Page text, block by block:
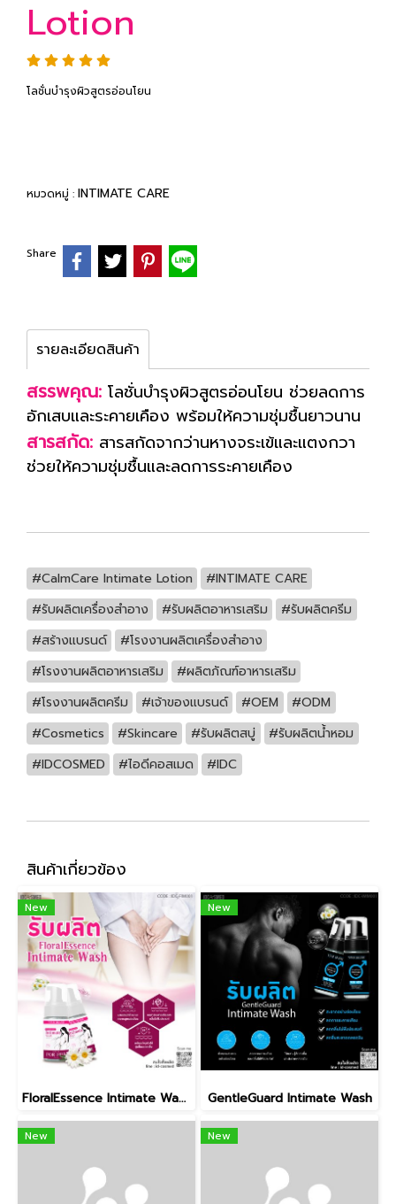
Lotion
โลชั่นบำรุงผิวสูตรอ่อนโยน
หมวดหมู่ : INTIMATE CARE
Share
รายละเอียดสินค้า
สรรพคุณ: โลชั่นบำรุงผิวสูตรอ่อนโยน ช่วยลดการ
อักเสบและระคายเคือง พร้อมให้ความชุ่มชื้นยาวนาน
สารสกัด: สารสกัดจากว่านหางจระเข้และแตงกวา
ช่วยให้ความชุ่มชื้นและลดการระคายเคือง
#CalmCare Intimate Lotion
#INTIMATE CARE
#รับผลิตเครื่องสำอาง
#รับผลิตอาหารเสริม
#รับผลิตครีม
#สร้างแบรนด์
#โรงงานผลิตเครื่องสำอาง
#โรงงานผลิตอาหารเสริม
#ผลิตภัณฑ์อาหารเสริม
#โรงงานผลิตครีม
#เจ้าของแบรนด์ #OEM
#ODM
#Cosmetics
#Skincare #รับผลิตสบู่
#รับผลิตน้ำหอม
#IDCOSMED
#ไอดีคอสเมด #IDC
สินค้าเกี่ยวข้อง
New
FloralEssence Intimate Wash
New
GentleGuard Intimate Wash
New New